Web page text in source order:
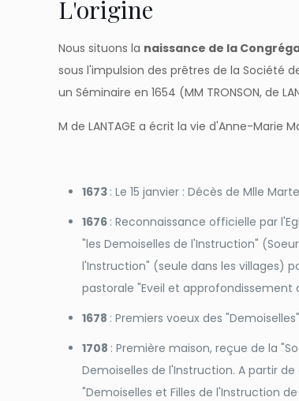
L'origine
Nous situons la naissance de la
sous l'impulsion des prêtres de la Société
un Séminaire en 1654 (MM TRONSON, de
M de LANTAGE a écrit la vie d'Anne-Marie
1673 : Le 15 janvier : Décès de Mlle
1676 : Reconnaissance officielle par
"les Demoiselles de l'Instruction"
l'Instruction" (seule dans les villages)
pastorale "Eveil et approfondissement
1678 : Premiers voeux des "Demoiselles"
1708 : Première maison, reçue de la
Demoiselles de l'Instruction. A partir
"Demoiselles et Filles de l'Instruction